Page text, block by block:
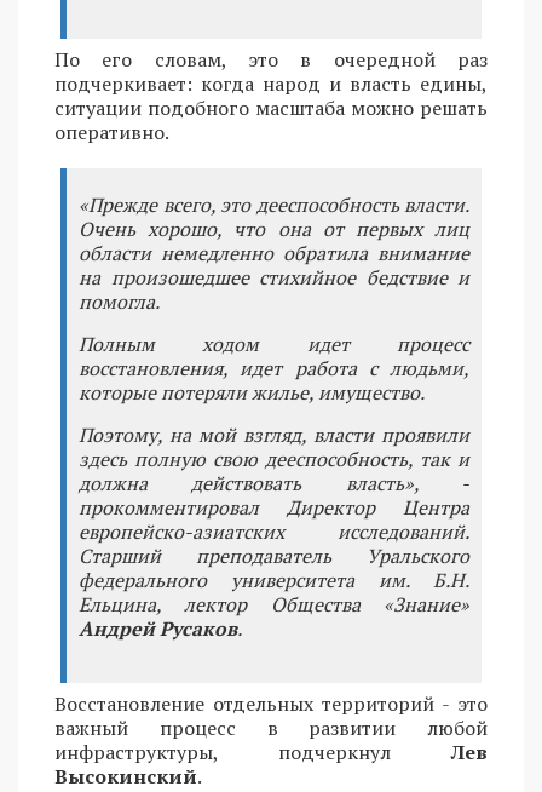
По его словам, это в очередной раз
подчеркивает: когда народ и власть едины,
ситуации подобного масштаба можно решать
оперативно.
«Прежде всего, это дееспособность власти.
Очень хорошо, что она от первых лиц
области немедленно обратила внимание
на произошедшее стихийное бедствие и
помогла.
Полным ходом идет процесс
восстановления, идет работа с людьми,
которые потеряли жилье, имущество.
Поэтому, на мой взгляд, власти проявили
здесь полную свою дееспособность, так и
должна действовать власть», -
прокомментировал Директор Центра
европейско-азиатских исследований.
Старший преподаватель Уральского
федерального университета им. Б.Н.
Ельцина, лектор Общества «Знание»
Андрей Русаков.
Восстановление отдельных территорий - это
важный процесс в развитии любой
инфраструктуры, подчеркнулЛев
Высокинский.